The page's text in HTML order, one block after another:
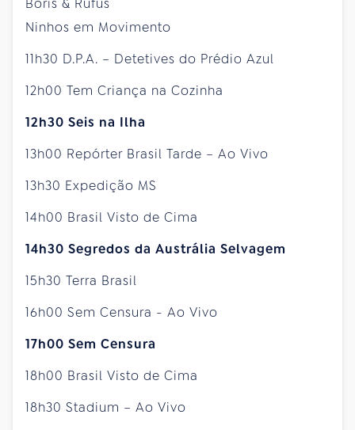
Boris & Rufus
Ninhos em Movimento
11h30 D.P.A. – Detetives do Prédio Azul
12h00 Tem Criança na Cozinha
12h30 Seis na Ilha
13h00 Repórter Brasil Tarde – Ao Vivo
13h30 Expedição MS
14h00 Brasil Visto de Cima
14h30 Segredos da Austrália Selvagem
15h30 Terra Brasil
16h00 Sem Censura - Ao Vivo
17h00 Sem Censura
18h00 Brasil Visto de Cima
18h30 Stadium – Ao Vivo